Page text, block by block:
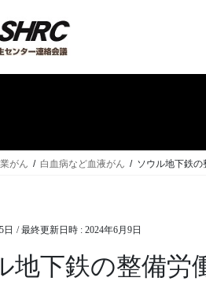
がん 白血病など血液がん ソウル地下鉄
日 / 最終更新日時 : 2024年6月9日
地下鉄の整備労